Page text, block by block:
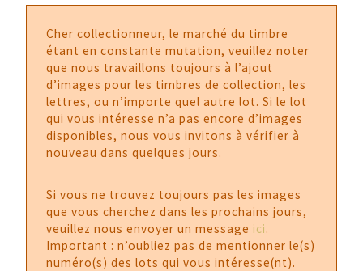
Cher collectionneur, le marché du timbre
étant en constante mutation, veuillez noter
que nous travaillons toujours à l’ajout
d’images pour les timbres de collection, les
lettres, ou n’importe quel autre lot. Si le lot
qui vous intéresse n’a pas encore d’images
disponibles, nous vous invitons à vérifier à
nouveau dans quelques jours.
Si vous ne trouvez toujours pas les images
que vous cherchez dans les prochains jours,
veuillez nous envoyer un message ici.
Important : n’oubliez pas de mentionner le(s)
numéro(s) des lots qui vous intéresse(nt).